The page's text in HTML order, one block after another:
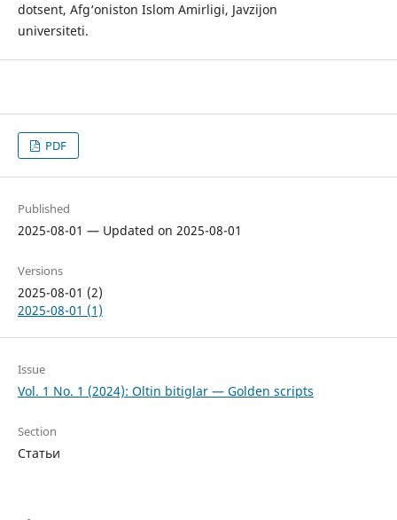
dotsent, Afg‘oniston Islom Amirligi, Javzijon
universiteti.
PDF
Published
2025-08-01 — Updated on 2025-08-01
Versions
2025-08-01 (2)
2025-08-01 (1)
Issue
Vol. 1 No. 1 (2024): Oltin bitiglar — Golden scripts
Section
Статьи